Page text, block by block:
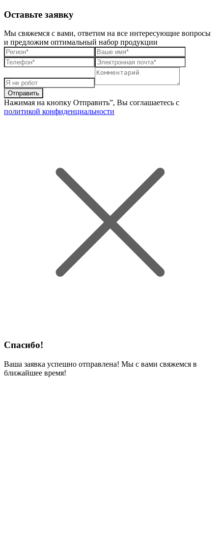
Оставьте заявку
Мы свяжемся с вами, ответим на все интересующие вопросы
и предложим оптимальный набор продукции
Нажимая на кнопку Отправить”, Вы соглашаетесь с
политикой конфиденциальности
Спасибо!
Ваша заявка успешно отправлена! Мы с вами свяжемся в
ближайшее время!